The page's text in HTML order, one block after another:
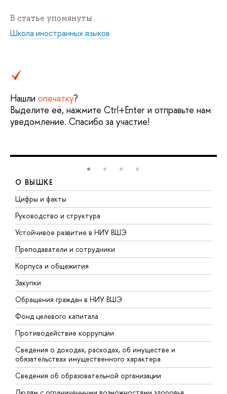
В статье упомянуты
Школа иностранных языков
Нашли опечатку?
Выделите её, нажмите Ctrl+Enter и отправьте нам
уведомление. Спасибо за участие!
О ВЫШКЕ
Цифры и факты
Руководство и структура
Устойчивое развитие в НИУ ВШЭ
Преподаватели и сотрудники
Корпуса и общежития
Закупки
Обращения граждан в НИУ ВШЭ
Фонд целевого капитала
Противодействие коррупции
Сведения о доходах, расходах, об имуществе и
обязательствах имущественного характера
Сведения об образовательной организации